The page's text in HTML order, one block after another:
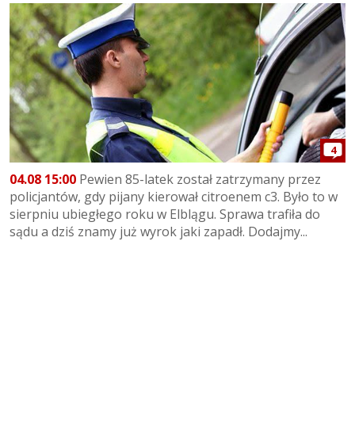
4
04.08 15:00 Pewien 85-latek został zatrzymany przez
policjantów, gdy pijany kierował citroenem c3. Było to w
sierpniu ubiegłego roku w Elblągu. Sprawa trafiła do
sądu a dziś znamy już wyrok jaki zapadł. Dodajmy...